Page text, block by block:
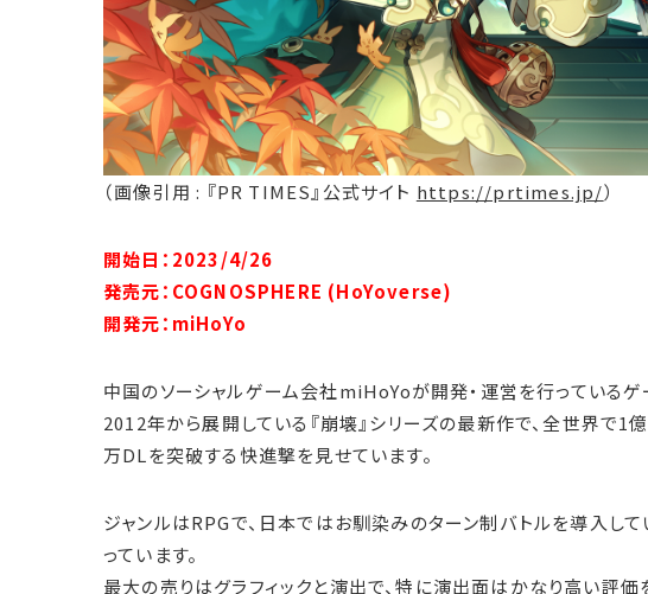
（画像引用 : 『PR TIMES』公式サイト https://prtimes.jp/）
開始日：2023/4/26
発売元：COGNOSPHERE (HoYoverse)
開発元：miHoYo
中国のソーシャルゲーム会社miHoYoが開発・運営を行っているゲ
2012年から展開している『崩壊』シリーズの最新作で、全世界で1
万DLを突破する快進撃を見せています。
ジャンルはRPGで、日本ではお馴染みのターン制バトルを導入し
っています。
最大の売りはグラフィックと演出で、特に演出面はかなり高い評価